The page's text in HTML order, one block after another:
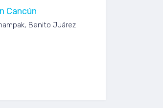
Cancún
Benito Juárez